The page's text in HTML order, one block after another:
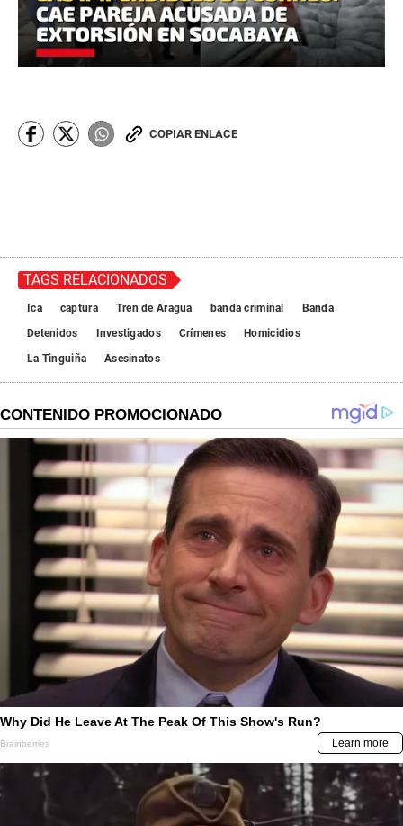
COPIAR ENLACE
TAGS RELACIONADOS
Ica captura Tren de Aragua banda criminal
Banda
Detenidos
Investigados Crímenes
Homicidios
La Tinguiña
Asesinatos